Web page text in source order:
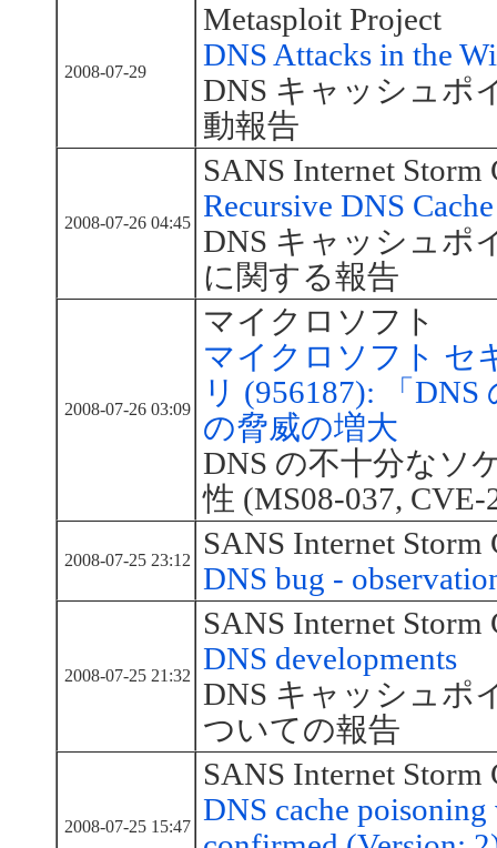
2008-07-29
Metasploit Project
DNS Attacks in the
DNS キャッシュポ
動報告
2008-07-26 04:45
SANS Internet Storm
Recursive DNS
DNS キャッシュポ
に関する報告
2008-07-26 03:09
マイクロソフト
マイクロソフト セ
リ (956187): 「
の脅威の増大
DNS の不十分なソ
性 (MS08-037, CVE-
2008-07-25 23:12
SANS Internet Storm
DNS bug -
2008-07-25 21:32
SANS Internet Storm
DNS developments
DNS キャッシュポ
ついての報告
2008-07-25 15:47
SANS Internet Storm
DNS cache